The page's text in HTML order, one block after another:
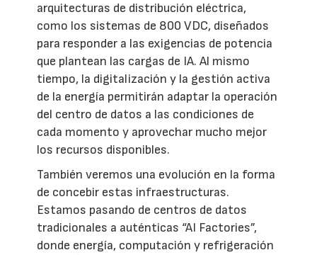
arquitecturas de distribución eléctrica,
como los sistemas de 800 VDC, diseñados
para responder a las exigencias de potencia
que plantean las cargas de IA. Al mismo
tiempo, la digitalización y la gestión activa
de la energía permitirán adaptar la operación
del centro de datos a las condiciones de
cada momento y aprovechar mucho mejor
los recursos disponibles.
También veremos una evolución en la forma
de concebir estas infraestructuras.
Estamos pasando de centros de datos
tradicionales a auténticas “AI Factories”,
donde energía, computación y refrigeración